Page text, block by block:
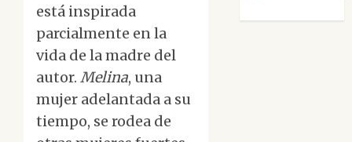
está inspirada
parcialmente en la
vida de la madre del
autor. Melina, una
mujer adelantada a su
tiempo, se rodea de